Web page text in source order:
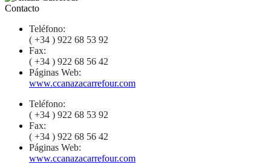
Contacto
Teléfono:
( +34 ) 922 68 53 92
Fax:
( +34 ) 922 68 56 42
Páginas Web:
www.ccanazacarrefour.com
Teléfono:
( +34 ) 922 68 53 92
Fax:
( +34 ) 922 68 56 42
Páginas Web:
www.ccanazacarrefour.com